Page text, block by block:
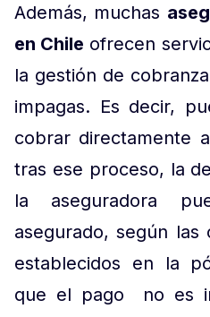
Además, muchas
en Chile ofrecen
la gestión de
impagas. Es decir,
cobrar directamente
tras ese proceso, la
la aseguradora
asegurado, según las
establecidos en la
que el pago no es